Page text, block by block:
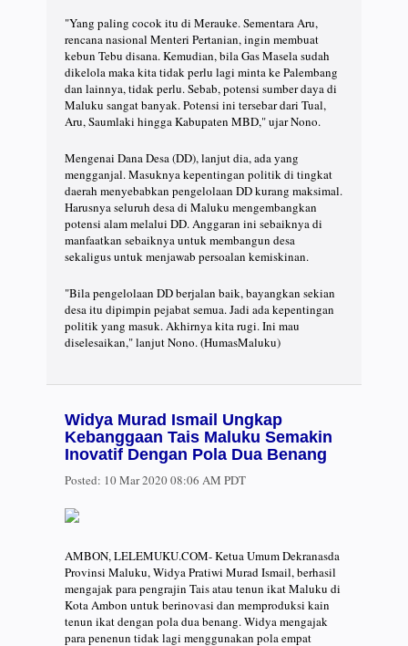
"Yang paling cocok itu di Merauke. Sementara Aru,
rencana nasional Menteri Pertanian, ingin membuat
kebun Tebu disana. Kemudian, bila Gas Masela sudah
dikelola maka kita tidak perlu lagi minta ke Palembang
dan lainnya, tidak perlu. Sebab, potensi sumber daya di
Maluku sangat banyak. Potensi ini tersebar dari Tual,
Aru, Saumlaki hingga Kabupaten MBD," ujar Nono.
Mengenai Dana Desa (DD), lanjut dia, ada yang
mengganjal. Masuknya kepentingan politik di tingkat
daerah menyebabkan pengelolaan DD kurang maksimal.
Harusnya seluruh desa di Maluku mengembangkan
potensi alam melalui DD. Anggaran ini sebaiknya di
manfaatkan sebaiknya untuk membangun desa
sekaligus untuk menjawab persoalan kemiskinan.
"Bila pengelolaan DD berjalan baik, bayangkan sekian
desa itu dipimpin pejabat semua. Jadi ada kepentingan
politik yang masuk. Akhirnya kita rugi. Ini mau
diselesaikan," lanjut Nono. (HumasMaluku)
Widya Murad Ismail Ungkap
Kebanggaan Tais Maluku Semakin
Inovatif Dengan Pola Dua Benang
Posted: 10 Mar 2020 08:06 AM PDT
AMBON, LELEMUKU.COM- Ketua Umum Dekranasda
Provinsi Maluku, Widya Pratiwi Murad Ismail, berhasil
mengajak para pengrajin Tais atau tenun ikat Maluku di
Kota Ambon untuk berinovasi dan memproduksi kain
tenun ikat dengan pola dua benang. Widya mengajak
para penenun tidak lagi menggunakan pola empat